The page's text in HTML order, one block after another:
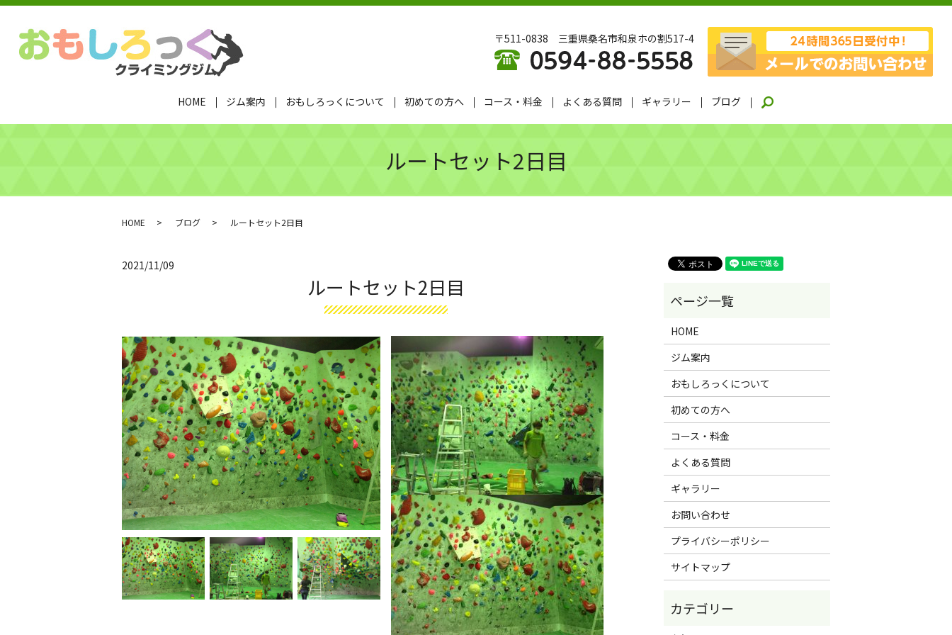
〒511-0838 三重県桑名市和泉ホの割517-4
HOME ジム案内 おもしろっくについて 初めての方へ コース・料金 よくある質問 ギャラリー ブログ
ルートセット2日目
HOME ブログ ルートセット2日目
2021/11/09
ルートセット2日目
HOME
ジム案内
おもしろっくについて
初めての方へ
コース・料金
よくある質問
ギャラリー
お問い合わせ
プライバシーポリシー
サイトマップ